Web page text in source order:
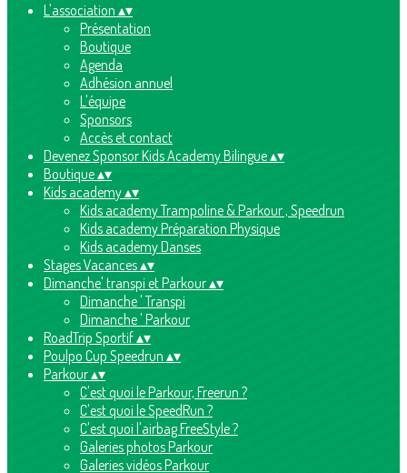
L'association ▴▾
Présentation
Boutique
Agenda
Adhésion annuel
L'équipe
Sponsors
Accès et contact
Devenez Sponsor Kids Academy Bilingue▴▾
Boutique▴▾
Kids academy▴▾
Kids academy Trampoline & Parkour , Speedrun
Kids academy Préparation Physique
Kids academy Danses
Stages Vacances▴▾
Dimanche' transpi et Parkour▴▾
Dimanche ' Transpi
Dimanche ' Parkour
RoadTrip Sportif▴▾
Poulpo Cup Speedrun ▴▾
Parkour▴▾
C'est quoi le Parkour, Freerun ?
C'est quoi le SpeedRun ?
C'est quoi l'airbag FreeStyle ?
Galeries photos Parkour
Galeries vidéos Parkour